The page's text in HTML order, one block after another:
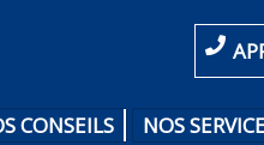
CONSEILS NOS